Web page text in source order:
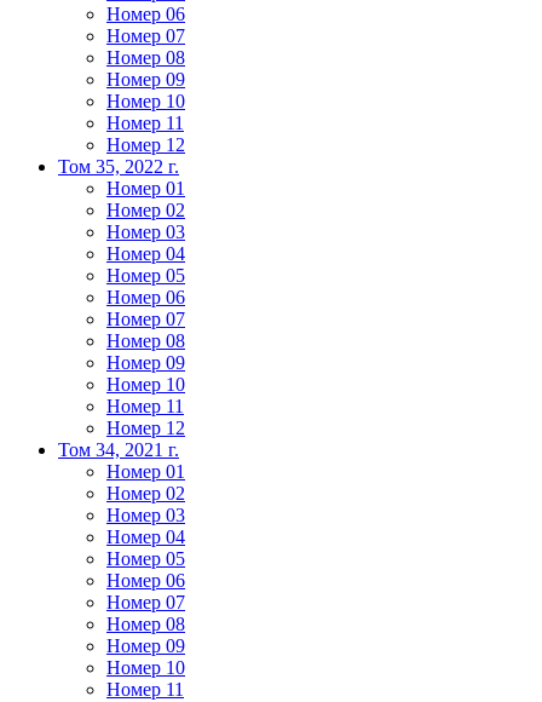
Номер 06
Номер 07
Номер 08
Номер 09
Номер 10
Номер 11
Номер 12
Том 35, 2022 г.
Номер 01
Номер 02
Номер 03
Номер 04
Номер 05
Номер 06
Номер 07
Номер 08
Номер 09
Номер 10
Номер 11
Номер 12
Том 34, 2021 г.
Номер 01
Номер 02
Номер 03
Номер 04
Номер 05
Номер 06
Номер 07
Номер 08
Номер 09
Номер 10
Номер 11